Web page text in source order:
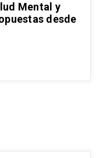
Mental y
desde